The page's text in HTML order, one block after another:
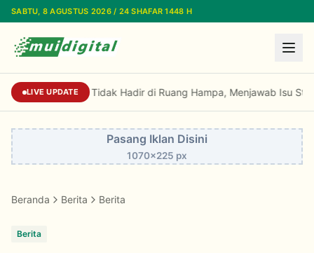
Lewati ke konten utama
SABTU, 8 AGUSTUS 2026 / 24 SHAFAR 1448 H
LIVE UPDATE Sekjen MUI: Fatwa Tidak Hadir di Ruang
Pasang Iklan Disini
1070x225 px
Beranda Berita Berita
Berita